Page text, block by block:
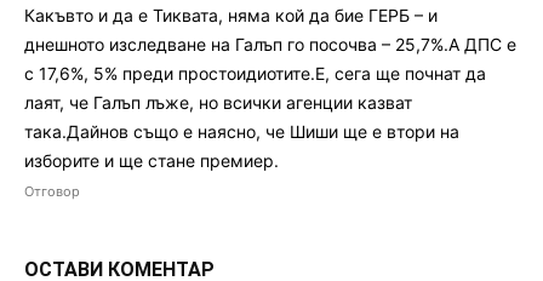
Какъвто и да е Тиквата, няма кой да бие ГЕРБ – и
днешното изследване на Галъп го посочва – 25,7%.А ДПС е
с 17,6%, 5% преди простоидиотите.Е, сега ще почнат да
лаят, че Галъп лъже, но всички агенции казват
така.Дайнов също е наясно, че Шиши ще е втори на
изборите и ще стане премиер.
Отговор
ОСТАВИ КОМЕНТАР